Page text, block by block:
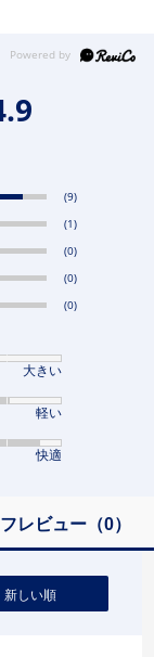
(9)
(1)
(0)
(0)
(0)
大きい
軽い
快適
レビュー（0）
新しい順